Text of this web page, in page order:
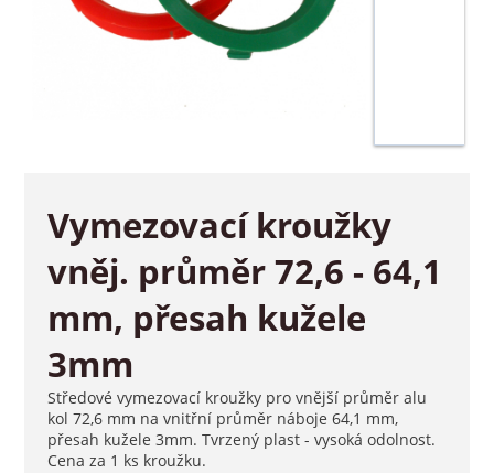
Vymezovací kroužky
vněj. průměr 72,6 - 64,1
mm, přesah kužele
3mm
Středové vymezovací kroužky pro vnější průměr alu
kol 72,6 mm na vnitřní průměr náboje 64,1 mm,
přesah kužele 3mm. Tvrzený plast - vysoká odolnost.
Cena za 1 ks kroužku.